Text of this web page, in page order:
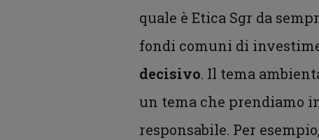
quale è Etica Sgr da
fondi comuni di
decisivo. Il tema
un tema che prendiamo
responsabile. Per esempio,